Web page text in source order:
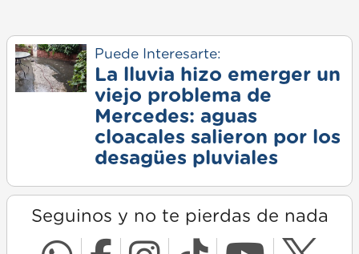
Puede Interesarte:
La lluvia hizo emerger un
viejo problema de
Mercedes: aguas
cloacales salieron por los
desagües pluviales
Seguinos y no te pierdas de nada